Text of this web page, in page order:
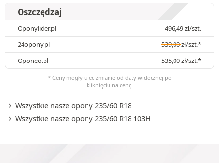
Oszczędzaj
Oponylider.pl 496,49zł/szt.
24opony.pl
539,00zł/szt.*
Oponeo.pl
535,00zł/szt.*
* Ceny mogły ulec zmianie od daty widocznej po
kliknięciu na cenę.
Wszystkie nasze opony 235/60 R18
Wszystkie nasze opony 235/60 R18 103H